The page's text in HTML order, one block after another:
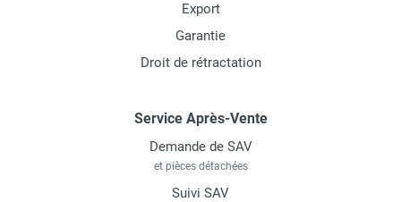
Export
Garantie
Droit de rétractation
Service Après-Vente
Demande de SAV
et pièces détachées
Suivi SAV